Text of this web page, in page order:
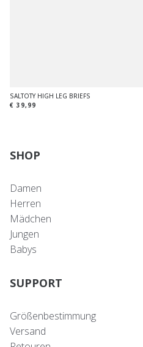
SALTOTY HIGH LEG BRIEFS
€ 39,99
SHOP
Damen
Herren
Mädchen
Jungen
Babys
SUPPORT
Größenbestimmung
Versand